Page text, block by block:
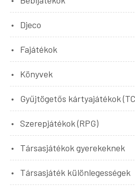
Djeco
Fajátékok
Könyvek
Gyűjtögetős kártyajátékok
Szerepjátékok (RPG)
Társasjátékok gyerekeknek
Társasjáték különlegességek